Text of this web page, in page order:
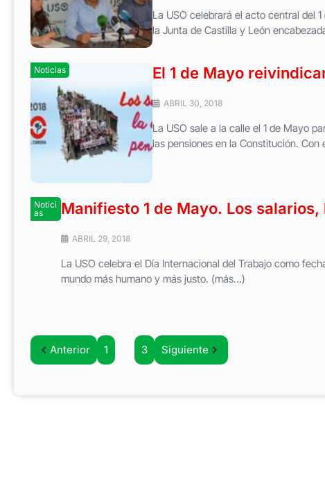
La USO celebrará el acto central del
la Junta de Castilla y León
Noticias El 1 de Mayo
ABRIL 30, 2018
La USO sale a la calle el 1 de Mayo
las pensiones en la Constitución. Con
Notici
as
Manifiesto 1 de Mayo. Los
ABRIL 29, 2018
La USO celebra el Día Internacional del Trabajo como
mundo más humano y más justo. (más…)
Anterior 1 3 Siguiente